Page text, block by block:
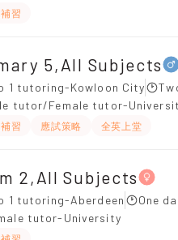
習
5,All Subjects
1 tutoring-Kowloon City
tutor/Female tutor-
習 應試策略 全英上堂
2,All Subjects
1 tutoring-Aberdeen
One
tutor-University